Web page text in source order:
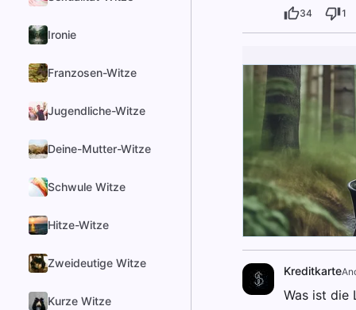
Ironie
Franzosen-Witze
Jugendliche-Witze
Deine-Mutter-Witze
Schwule Witze
Hitze-Witze
Zweideutige Witze
Kurze Witze
34 1
Kreditkarte
Was ist die